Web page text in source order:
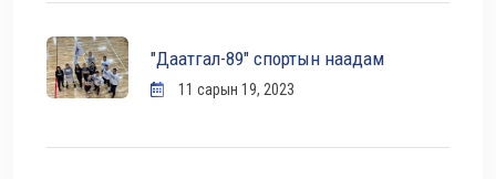
"Даатгал-89" спортын наадам
11 сарын 19, 2023